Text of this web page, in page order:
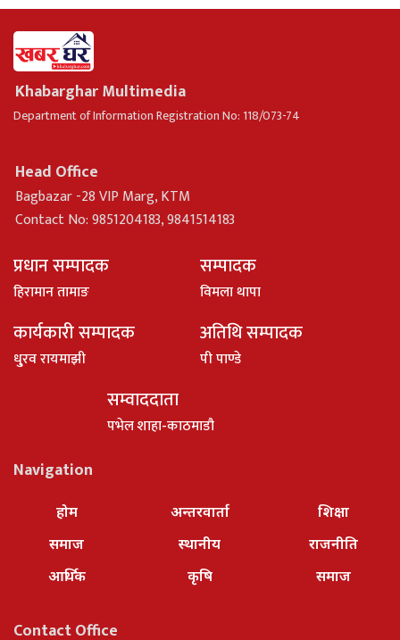
Khabarghar Multimedia
Department of Information Registration No: 118/073-74
Head Office
Bagbazar -28 VIP Marg, KTM
Contact No: 9851204183, 9841514183
प्रधान सम्पादक
हिरामान तामाङ
सम्पादक
विमला थापा
कार्यकारी सम्पादक
धु्रव रायमाझी
अतिथि सम्पादक
पी पाण्डे
सम्वाददाता
पभेल शाहा-काठमाडौ
Navigation
होम
समाज
आर्थिक
अन्तरवार्ता
स्थानीय
कृषि
शिक्षा
राजनीति
समाज
Contact Office